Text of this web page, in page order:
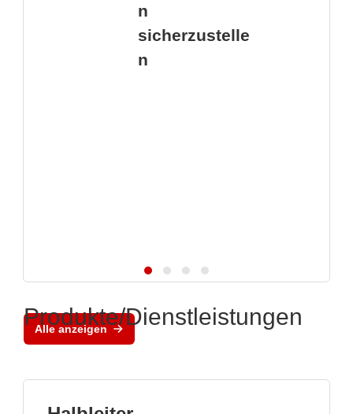
n
sicherzustelle
n
Alle anzeigen
Produkte/Dienstleistungen